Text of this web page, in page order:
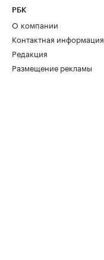
РБК
О компании
Контактная информация
Редакция
Размещение рекламы